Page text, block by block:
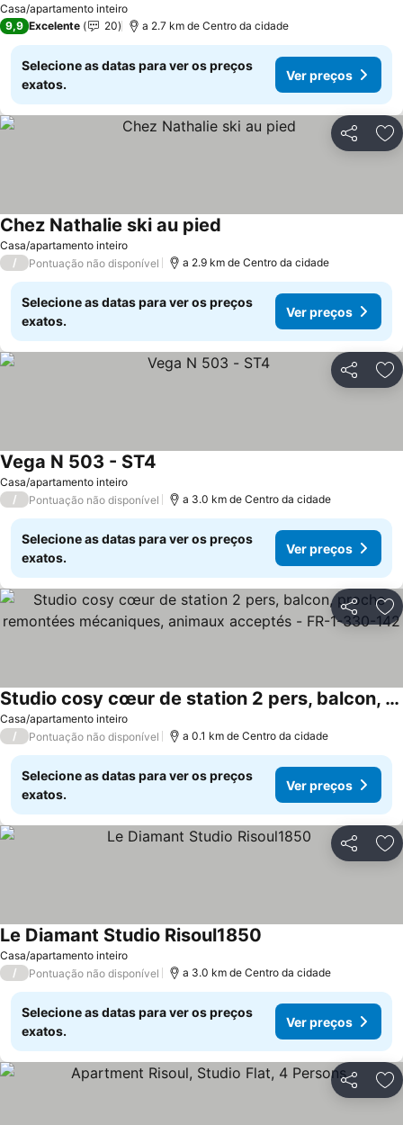
Casa/apartamento inteiro
9,9 Excelente 20 a 2.7 km de Centro da cidade
Selecione as datas para ver os preços
exatos.
Ver preços
Partilhar
Casa/apartamento inteiro
Chez Nathalie ski au pied
/ Pontuação não disponível a 2.9 km de Centro da cidade
Selecione as datas para ver os preços
exatos.
Ver preços
Partilhar
Casa/apartamento inteiro
Vega N 503 - ST4
/ Pontuação não disponível a 3.0 km de Centro da cidade
Selecione as datas para ver os preços
exatos.
Ver preços
Partilhar
Casa/apartamento inteiro
Studio cosy cœur de station 2 pers, balcon, proche remontées mécaniques, animaux acceptés - FR-1-330-142
/ Pontuação não disponível a 0.1 km de Centro da cidade
Selecione as datas para ver os preços
exatos.
Ver preços
Partilhar
Casa/apartamento inteiro
Le Diamant Studio Risoul1850
/ Pontuação não disponível a 3.0 km de Centro da cidade
Selecione as datas para ver os preços
exatos.
Ver preços
Partilhar